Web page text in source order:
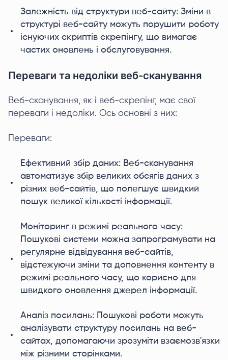
Залежність від структури веб-сайту: Зміни в
структурі веб-сайту можуть порушити роботу
існуючих скриптів скрепінгу, що вимагає
частих оновлень і обслуговування.
Переваги та недоліки веб-сканування
Веб-сканування, як і веб-скрепінг, має свої
переваги і недоліки. Ось основні з них:
Переваги:
Ефективний збір даних: Веб-сканування
автоматизує збір великих обсягів даних з
різних веб-сайтів, що полегшує швидкий
пошук великої кількості інформації.
Моніторинг в режимі реального часу:
Пошукові системи можна запрограмувати на
регулярне відвідування веб-сайтів,
відстежуючи зміни та доповнення контенту в
режимі реального часу, що корисно для
швидкого оновлення джерел інформації.
Аналіз посилань: Пошукові роботи можуть
аналізувати структуру посилань на веб-
сайтах, допомагаючи зрозуміти взаємозв'язки
між різними сторінками.